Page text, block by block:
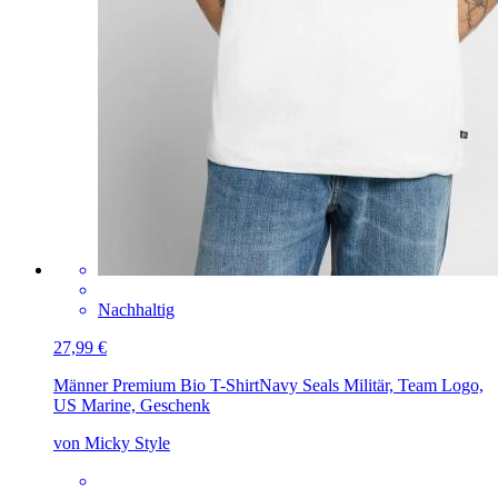
Nachhaltig
27,99 €
Männer Premium Bio T-ShirtNavy Seals Militär, Team Logo,
US Marine, Geschenk
von Micky Style